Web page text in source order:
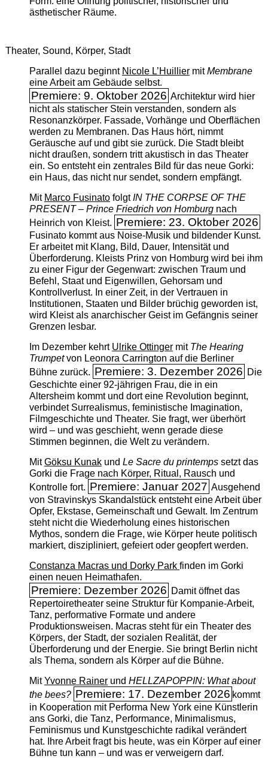
ästhetischer Räume.
Theater, Sound, Körper, Stadt
Parallel dazu beginnt Nicole L’Huilliermit ­Membrane
eine Arbeit am Gebäude selbst.
Premiere: 9. Oktober 2026 Architektur wird hier
nicht als statischer Stein verstanden, sondern als
Resonanzkörper. Fassade, Vorhänge und Oberflächen
werden zu Membranen. Das Haus hört, nimmt
Geräusche auf und gibt sie zurück. Die Stadt bleibt
nicht draußen, sondern tritt akustisch in das Theater
ein. So entsteht ein zentrales Bild für das neue Gorki:
ein Haus, das nicht nur sendet, sondern empfängt.
Mit Marco FusinatofolgtIN THE CORPSE OF THE
PRESENT – Prince Friedrich von Homburgnach
Heinrich von Kleist. Premiere: 23. Oktober 2026
Fusinato kommt aus Noise-Musik und bildender Kunst.
Er arbeitet mit Klang, Bild, Dauer, Intensität und
Überforderung. Kleists Prinz von Homburg wird bei ihm
zu einer Figur der Gegenwart: zwischen Traum und
Befehl, Staat und Eigenwillen, Gehorsam und
Kontrollverlust. In einer Zeit, in der Vertrauen in
Institutionen, Staaten und Bilder brüchig geworden ist,
wird Kleist als anarchischer Geist im Gefängnis seiner
Grenzen lesbar.
Im Dezember kehrt Ulrike Ottingermit The ­Hearing
Trumpetvon Leonora Carrington auf die Berliner
Bühne zurück. Premiere: 3. Dezember 2026 Die
Geschichte einer 92-jährigen Frau, die in ein
Altersheim kommt und dort eine Revolution beginnt,
verbindet Surrealismus, feministische Imagination,
Filmgeschichte und Theater. Sie fragt, wer überhört
wird – und was geschieht, wenn gerade diese
Stimmen beginnen, die Welt zu verändern.
MitGöksu Kunakund Le Sacre du printempssetzt das
Gorki die Frage nach Körper, Ritual, Rausch und
Kontrolle fort. Premiere: Januar 2027 Ausgehend
von Stravinskys Skandalstück entsteht eine Arbeit über
Opfer, Ekstase, Gemeinschaft und Gewalt. Im Zentrum
steht nicht die Wiederholung eines historischen
Mythos, sondern die Frage, wie Körper heute politisch
markiert, diszipliniert, gefeiert oder geopfert werden.
Constanza Macras und Dorky Park finden im Gorki
einen neuen Heimathafen.
Premiere: Dezember 2026 Damit öffnet das
Repertoiretheater seine Struktur für Kompanie-Arbeit,
Tanz, performative Formate und andere
Produktionsweisen. Macras steht für ein Theater des
Körpers, der Stadt, der sozialen Realität, der
Überforderung und der Energie. Sie bringt Berlin nicht
als Thema, sondern als Körper auf die Bühne.
MitYvonne Rainerund HELLZAPOPPIN: What about
the bees? Premiere: 17. Dezember 2026 kommt
in Kooperation mit Performa New York eine Künstlerin
ans Gorki, die Tanz, Performance, Minimalismus,
Feminismus und Kunstgeschichte radikal verändert
hat. Ihre Arbeit fragt bis heute, was ein Körper auf einer
Bühne tun kann – und was er verweigern darf.